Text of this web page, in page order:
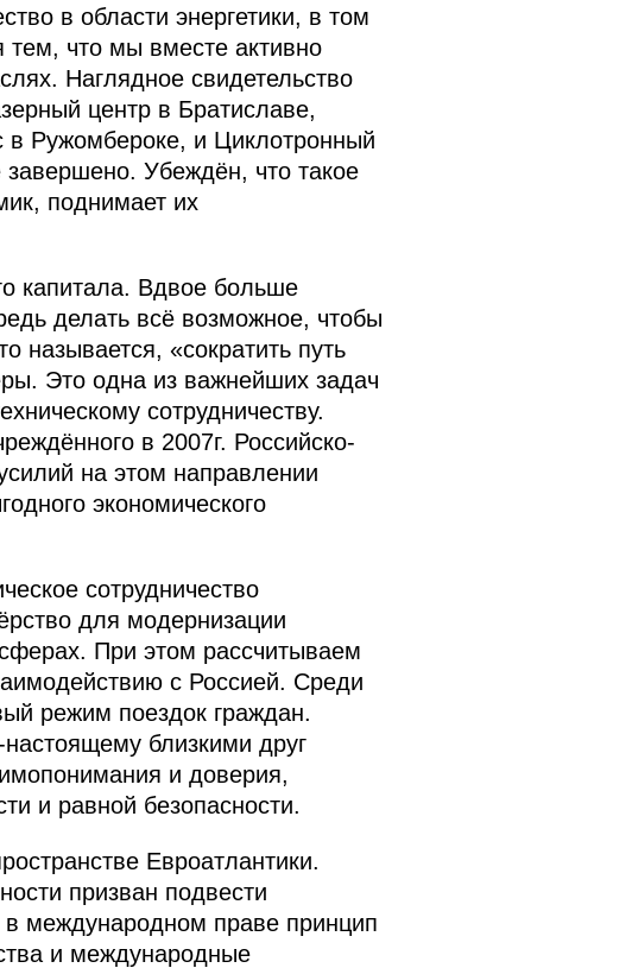
в области энергетики, в том
тем, что мы вместе активно
Наглядное свидетельство
центр в Братиславе,
в Ружомбероке, и Циклотронный
завершено. Убеждён, что такое
поднимает их
капитала. Вдвое больше
делать всё возможное, чтобы
называется, «сократить путь
Это одна из важнейших задач
сотрудничеству.
в 2007г. Российско-
на этом направлении
экономического
сотрудничество
для модернизации
сферах. При этом рассчитываем
с Россией. Среди
режим поездок граждан.
близкими друг
и доверия,
и равной безопасности.
Евроатлантики.
призван подвести
в международном праве принцип
и международные